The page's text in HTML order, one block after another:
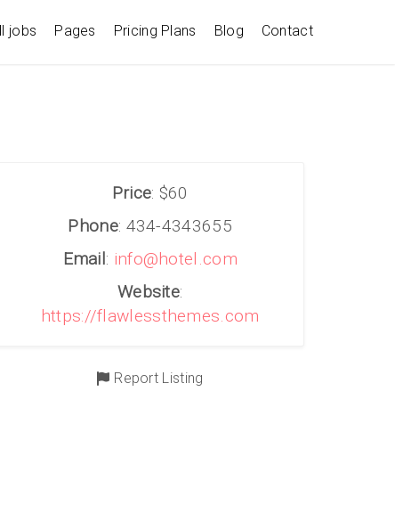
jobs Pages Pricing Plans Blog Contact
Price: $60
Phone: 434-4343655
Email: info@hotel.com
Website:
https://flawlessthemes.com
Report Listing